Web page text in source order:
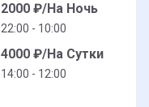
2000₽/На Ночь
22:00 - 10:00
4000₽/На Сутки
14:00 - 12:00